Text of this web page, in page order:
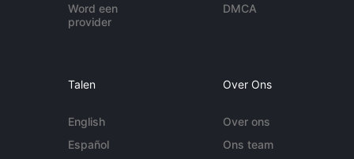
Word een
provider
DMCA
Talen
English
Español
Over Ons
Over ons
Ons team